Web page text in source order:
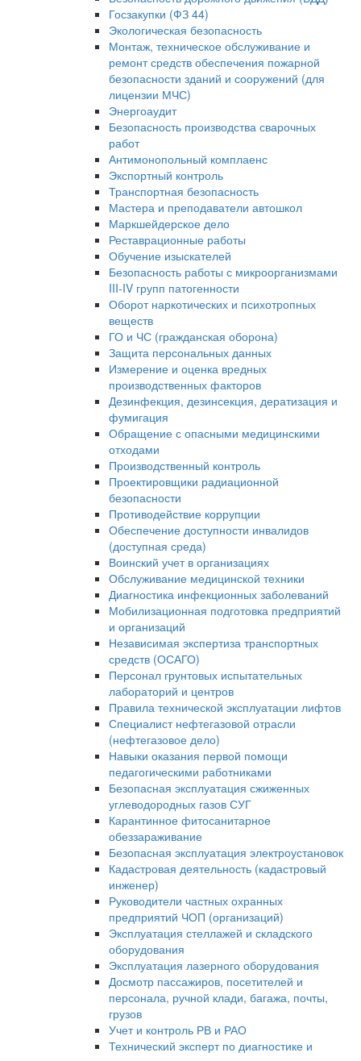
Госзакупки (ФЗ 44)
Экологическая безопасность
Монтаж, техническое обслуживание и
ремонт средств обеспечения пожарной
безопасности зданий и сооружений (для
лицензии МЧС)
Энергоаудит
Безопасность производства сварочных
работ
Антимонопольный комплаенс
Экспортный контроль
Транспортная безопасность
Мастера и преподаватели автошкол
Маркшейдерское дело
Реставрационные работы
Обучение изыскателей
Безопасность работы с микроорганизмами
III-IV групп патогенности
Оборот наркотических и психотропных
веществ
ГО и ЧС (гражданская оборона)
Защита персональных данных
Измерение и оценка вредных
производственных факторов
Дезинфекция, дезинсекция, дератизация и
фумигация
Обращение с опасными медицинскими
отходами
Производственный контроль
Проектировщики радиационной
безопасности
Противодействие коррупции
Обеспечение доступности инвалидов
(доступная среда)
Воинский учет в организациях
Обслуживание медицинской техники
Диагностика инфекционных заболеваний
Мобилизационная подготовка предприятий
и организаций
Независимая экспертиза транспортных
средств (ОСАГО)
Персонал грунтовых испытательных
лабораторий и центров
Правила технической эксплуатации лифтов
Специалист нефтегазовой отрасли
(нефтегазовое дело)
Навыки оказания первой помощи
педагогическими работниками
Безопасная эксплуатация сжиженных
углеводородных газов СУГ
Карантинное фитосанитарное
обеззараживание
Безопасная эксплуатация электроустановок
Кадастровая деятельность (кадастровый
инженер)
Руководители частных охранных
предприятий ЧОП (организаций)
Эксплуатация стеллажей и складского
оборудования
Эксплуатация лазерного оборудования
Досмотр пассажиров, посетителей и
персонала, ручной клади, багажа, почты,
грузов
Учет и контроль РВ и РАО
Технический эксперт по диагностике и